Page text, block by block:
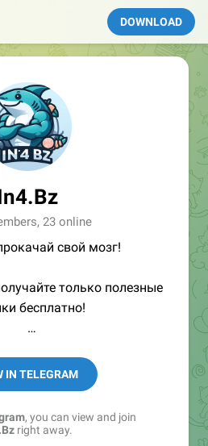
DOWNLOAD
23 online
свой мозг!
только полезные
бесплатно!
➖ in4.bz/
t.me/in4bz
bz_in4
t.me/in4news
IN TELEGRAM
, you can view and join
right away.